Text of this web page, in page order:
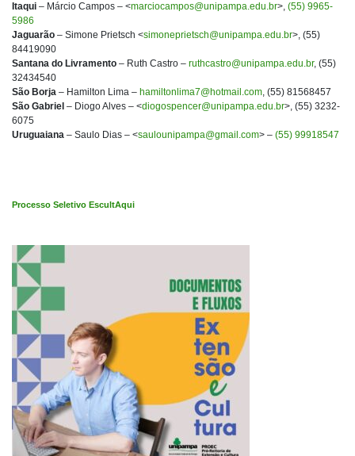
Itaqui – Márcio Campos – <marciocampos@unipampa.edu.br>, (55) 9965-
5986
Jaguarão – Simone Prietsch <simoneprietsch@unipampa.edu.br>, (55)
84419090
Santana do Livramento – Ruth Castro – ruthcastro@unipampa.edu.br, (55)
32434540
São Borja – Hamilton Lima – hamiltonlima7@hotmail.com, (55) 81568457
São Gabriel – Diogo Alves – <diogospencer@unipampa.edu.br>, (55) 3232-
6075
Uruguaiana – Saulo Dias – <saulounipampa@gmail.com> – (55) 99918547
Processo Seletivo EscultAqui